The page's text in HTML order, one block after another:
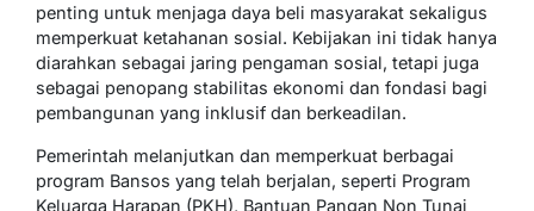
penting untuk menjaga daya beli masyarakat sekaligus
memperkuat ketahanan sosial. Kebijakan ini tidak hanya
diarahkan sebagai jaring pengaman sosial, tetapi juga
sebagai penopang stabilitas ekonomi dan fondasi bagi
pembangunan yang inklusif dan berkeadilan.
Pemerintah melanjutkan dan memperkuat berbagai
program Bansos yang telah berjalan, seperti Program
Keluarga Harapan (PKH), Bantuan Pangan Non Tunai